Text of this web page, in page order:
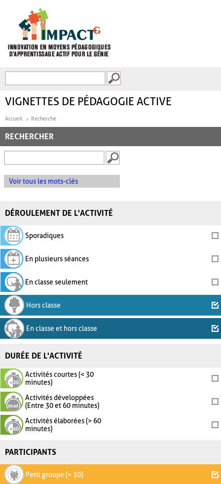
FORMULAIRE DE
VIGNETTES DE PÉDAGOGIE ACTIVE
Accueil Recherche
RECHERCHER
Voir tous les mots-clés
DÉROULEMENT DE L'ACTIVITÉ
Sporadiques
En plusieurs séances
En classe seulement
Hors classe
En classe et hors classe
DURÉE DE L'ACTIVITÉ
Activités courtes (< 30
minutes)
Activités développées
(Entre 30 et 60 minutes)
Activités élaborées (> 60
minutes)
PARTICIPANTS
Petit groupe (< 30)